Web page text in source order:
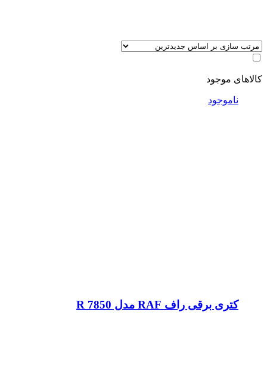
کالاهای موجود
ناموجود
کتری برقی راف RAF مدل R 7850